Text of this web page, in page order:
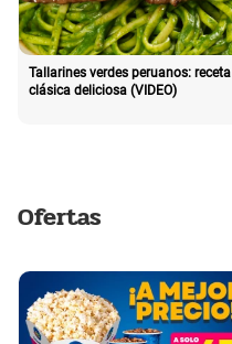
Tallarines verdes peruanos: receta
clásica deliciosa (VIDEO)
Ofertas